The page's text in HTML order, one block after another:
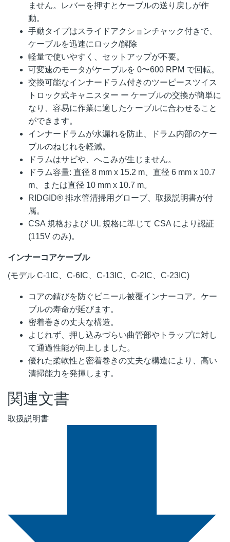
ません。レバーを押すとケーブルの送り戻しが作
動。
手動タイプはスライドアクションチャック付きで、
ケーブルを迅速にロック/解除
軽量で使いやすく、セットアップが不要。
可変速のモータがケーブルを 0〜600 RPM で回転。
交換可能なインナードラム付きのツーピースツイス
トロック式キャニスター ー ケーブルの交換が簡単に
なり、容易に作業に適したケーブルに合わせること
ができます。
インナードラムが水漏れを防止、ドラム内部のケー
ブルのねじれを軽減。
ドラムはサビや、へこみが生じません。
ドラム容量: 直径 8 mm x 15.2 m、直径 6 mm x 10.7
m、または直径 10 mm x 10.7 m。
RIDGID® 排水管清掃用グローブ、取扱説明書が付
属。
CSA 規格および UL 規格に準じて CSA により認証
(115V のみ)。
インナーコアケーブル
(モデル C-1IC、C-6IC、C-13IC、C-2IC、C-23IC)
コアの錆びを防ぐビニール被覆インナーコア。ケー
ブルの寿命が延びます。
密着巻きの丈夫な構造。
よじれず、押し込みづらい曲管部やトラップに対し
て通過性能が向上しました。
優れた柔軟性と密着巻きの丈夫な構造により、高い
清掃能力を発揮します。
関連文書
取扱説明書